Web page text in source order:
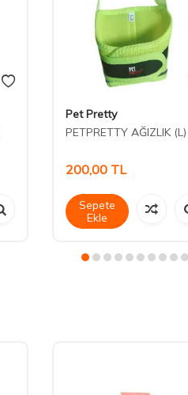
Pet Pretty
PETPRETTY AĞIZLIK (L)
200,00 TL
Sepete
Ekle